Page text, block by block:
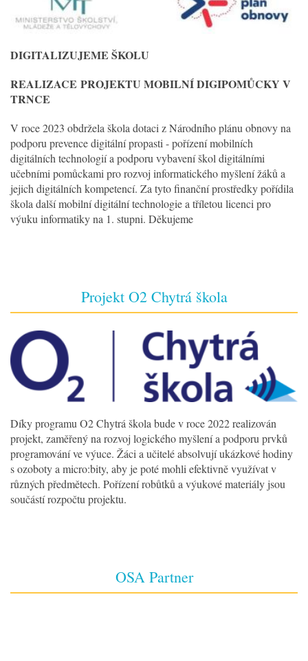
DIGITALIZUJEME ŠKOLU
REALIZACE PROJEKTU MOBILNÍ DIGIPOMŮCKY V
TRNCE
V roce 2023 obdržela škola dotaci z Národního plánu obnovy na
podporu prevence digitální propasti - pořízení mobilních
digitálních technologií a podporu vybavení škol digitálními
učebními pomůckami pro rozvoj informatického myšlení žáků a
jejich digitálních kompetencí. Za tyto finanční prostředky pořídila
škola další mobilní digitální technologie a tříletou licenci pro
výuku informatiky na 1. stupni. Děkujeme
Projekt O2 Chytrá škola
Díky programu O2 Chytrá škola bude v roce 2022 realizován
projekt, zaměřený na rozvoj logického myšlení a podporu prvků
programování ve výuce. Žáci a učitelé absolvují ukázkové hodiny
s ozoboty a micro:bity, aby je poté mohli efektivně využívat v
různých předmětech. Pořízení robůtků a výukové materiály jsou
součástí rozpočtu projektu.
OSA Partner